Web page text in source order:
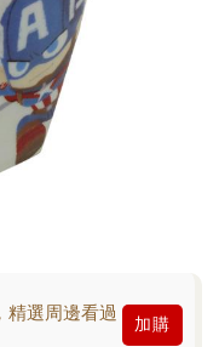
選周邊看過
加購